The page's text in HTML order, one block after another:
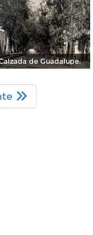
de Guadalupe.